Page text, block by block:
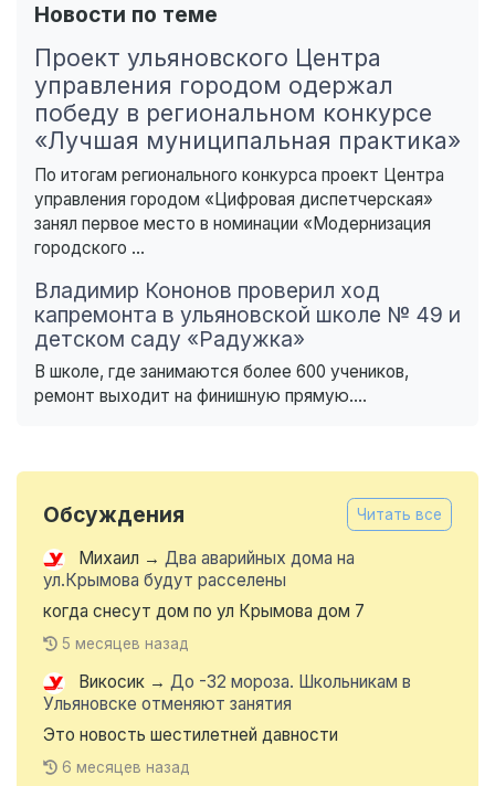
Новости по теме
Проект ульяновского Центра
управления городом одержал
победу в региональном конкурсе
«Лучшая муниципальная практика»
По итогам регионального конкурса проект Центра
управления городом «Цифровая диспетчерская»
занял первое место в номинации «Модернизация
городского ...
Владимир Кононов проверил ход
капремонта в ульяновской школе № 49 и
детском саду «Радужка»
В школе, где занимаются более 600 учеников,
ремонт выходит на финишную прямую....
Обсуждения Читать все
Михаил → Два аварийных дома на
ул.Крымова будут расселены
когда снесут дом по ул Крымова дом 7
5 месяцев назад
Викосик → До -32 мороза. Школьникам в
Ульяновске отменяют занятия
Это новость шестилетней давности
6 месяцев назад